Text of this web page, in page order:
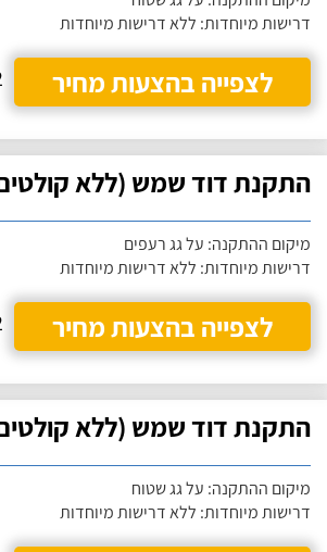
דרישות מיוחדות: ללא דרישות מיוחדות
לצפייה בהצעות מחיר
2
התקנת דוד שמש (ללא קולטים), 120
מיקום ההתקנה: על גג רעפים
דרישות מיוחדות: ללא דרישות מיוחדות
לצפייה בהצעות מחיר
2
התקנת דוד שמש (ללא קולטים), 150
מיקום ההתקנה: על גג שטוח
דרישות מיוחדות: ללא דרישות מיוחדות